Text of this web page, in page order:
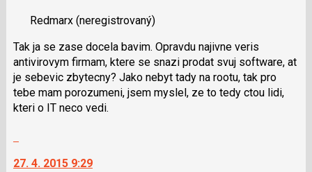
P
předchozí
nový
názor
názor.
navigaci
lze
použít
i
klávesy
následující
Redmarx (neregistrovaný)
Tak ja se zase docela bavim. Opravdu najivne veris
antivirovym firmam, ktere se snazi prodat svuj software, at
je sebevic zbytecny? Jako nebyt tady na rootu, tak pro
tebe mam porozumeni, jsem myslel, ze to tedy ctou lidi,
kteri o IT neco vedi.
další
27. 4. 2015 9:29